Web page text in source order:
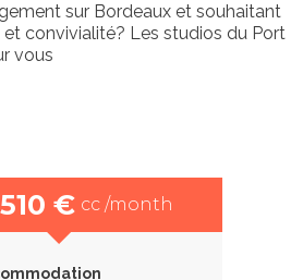
sur Bordeaux et souhaitant
convivialité? Les studios du Port
vous
510 € cc /month